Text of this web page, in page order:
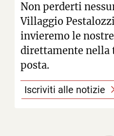
Non perderti
Villaggio
invieremo le
direttamente nella
posta.
Iscriviti alle notizie